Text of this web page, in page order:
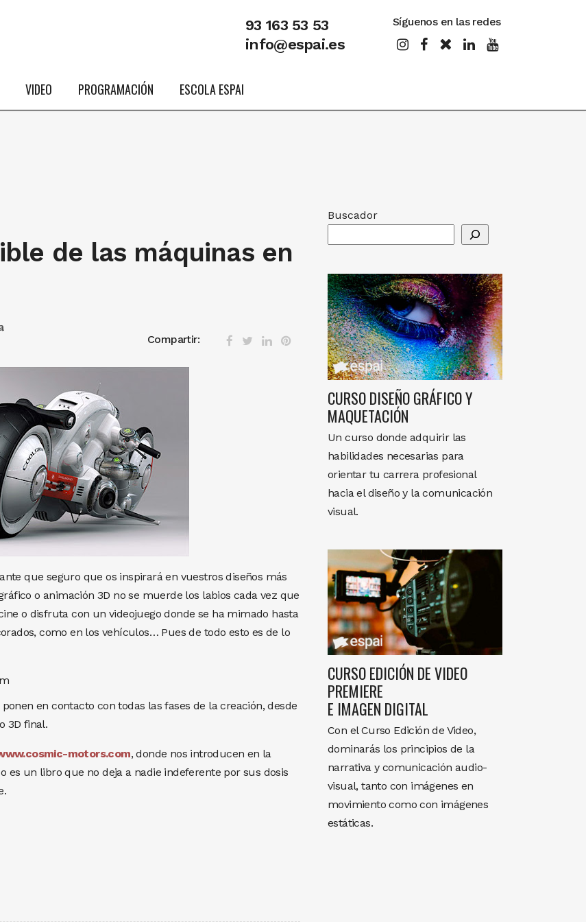
93 163 53 53
info@espai.es
Síguenos en las redes
VIDEO PROGRAMACIÓN ESCOLA ESPAI
de las máquinas en
Compartir:
que seguro que os inspirará en vuestros diseños más
o animación 3D no se muerde los labios cada vez que
o disfruta con un videojuego donde se ha mimado hasta
como en los vehículos… Pues de todo esto es de lo
en contacto con todas las fases de la creación, desde
3D final.
motors.com, donde nos introducen en la
es un libro que no deja a nadie indeferente por sus dosis
Buscador
CURSO DISEÑO GRÁFICO Y
MAQUETACIÓN
Un curso donde adquirir las
habilidades necesarias para
orientar tu carrera profesional
hacia el diseño y la comunicación
visual.
CURSO EDICIÓN DE VIDEO
PREMIERE
E IMAGEN DIGITAL
Con el Curso Edición de Video,
dominarás los principios de la
narrativa y comunicación audio-
visual, tanto con imágenes en
movimiento como con imágenes
estáticas.